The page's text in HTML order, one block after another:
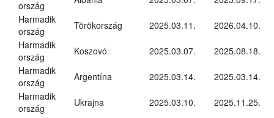
ország
Harmadik
ország
Törökország 2025.03.11.
2026.04.10.
Harmadik
ország
Koszovó 2025.03.07.
2025.08.18.
Harmadik
ország
Argentína 2025.03.14.
2025.03.14.
Harmadik
ország
Ukrajna 2025.03.10.
2025.11.25.